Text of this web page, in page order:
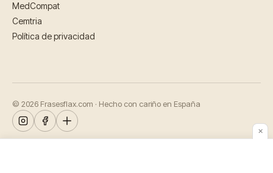
MedCompat
Cemtria
Política de privacidad
© 2026 Frasesflax.com · Hecho con cariño en España
✕